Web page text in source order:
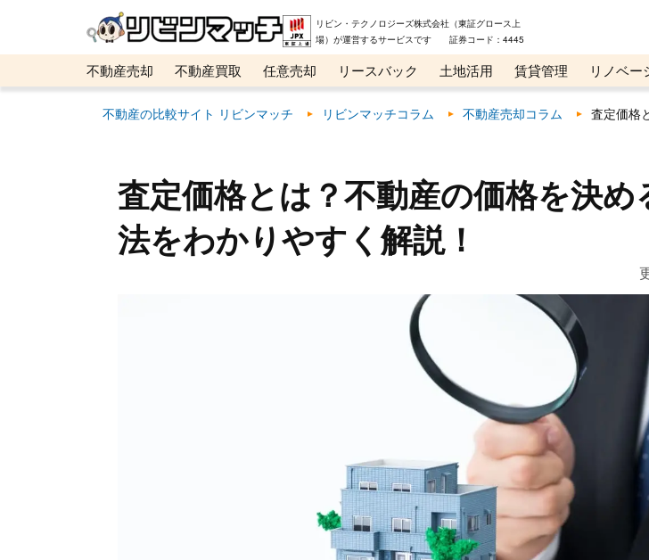
リビン・テクノロジーズ株式会社（東証グロース上
場）が運営するサービスです 証券コード：4445
不動産売却 不動産買取 任意売却 リースバック 土地活用 賃貸管理 リノベー
メタ住宅展示場
ベスト不動産カンパニー オンライン講座 リビンマガジンBiz
不動産の比較サイト リビンマッチ リビンマッチコラム 不動産売却コラム 査定価格
査定価格とは？不動産の価格を決め
法をわかりやすく解説！